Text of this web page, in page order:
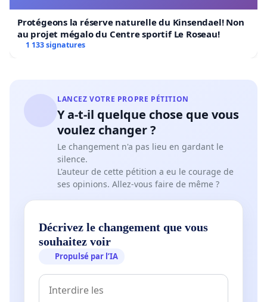
Protégeons la réserve naturelle du Kinsendael! Non
au projet mégalo du Centre sportif Le Roseau!
1 133 signatures
LANCEZ VOTRE PROPRE PÉTITION
Y a-t-il quelque chose que vous
voulez changer ?
Le changement n'a pas lieu en gardant le
silence.
L'auteur de cette pétition a eu le courage de
ses opinions. Allez-vous faire de même ?
Décrivez le changement que vous
souhaitez voir
Propulsé par l’IA